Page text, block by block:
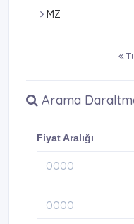
MZ
Arama
Fiyat Aralığı